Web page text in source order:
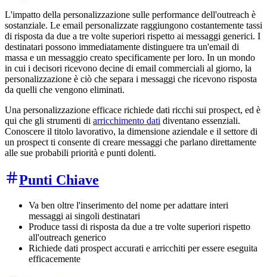
L'impatto della personalizzazione sulle performance dell'outreach è
sostanziale. Le email personalizzate raggiungono costantemente tassi
di risposta da due a tre volte superiori rispetto ai messaggi generici. I
destinatari possono immediatamente distinguere tra un'email di
massa e un messaggio creato specificamente per loro. In un mondo
in cui i decisori ricevono decine di email commerciali al giorno, la
personalizzazione è ciò che separa i messaggi che ricevono risposta
da quelli che vengono eliminati.
Una personalizzazione efficace richiede dati ricchi sui prospect, ed è
qui che gli strumenti di arricchimento dati diventano essenziali.
Conoscere il titolo lavorativo, la dimensione aziendale e il settore di
un prospect ti consente di creare messaggi che parlano direttamente
alle sue probabili priorità e punti dolenti.
Punti Chiave
Va ben oltre l'inserimento del nome per adattare interi
messaggi ai singoli destinatari
Produce tassi di risposta da due a tre volte superiori rispetto
all'outreach generico
Richiede dati prospect accurati e arricchiti per essere eseguita
efficacemente